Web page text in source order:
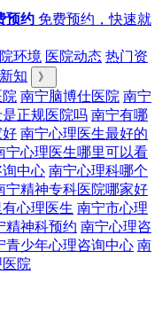
预约 免费预约，快速就
环境 医院动态 热门资
知 》
院 南宁脑博仕医院 南宁
正规医院吗 南宁有哪
好 南宁心理医生最好的
宁心理医生哪里可以看
中心 南宁心理科哪个
宁精神专科医院哪家好
心理医生 南宁市心理
精神科预约 南宁心理咨
青少年心理咨询中心 南
院